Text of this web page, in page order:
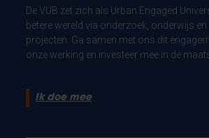
De VUB zet zich als Urban Engaged
betere wereld via onderzoek, onderwijs
projecten. Ga samen met ons dit
onze werking en investeer mee in de
Ik doe mee